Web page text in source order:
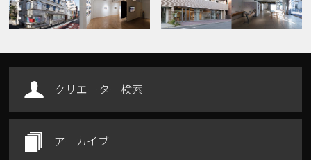
クリエーター検索
アーカイブ